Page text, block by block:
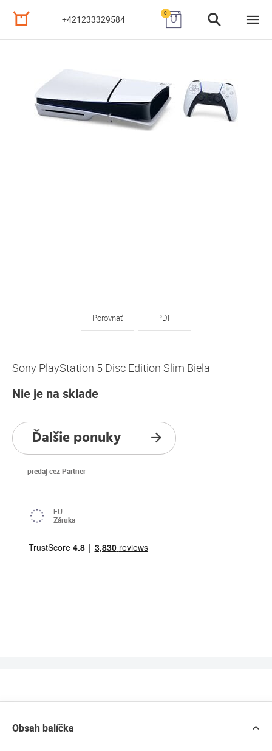
+421233329584
0
Porovnať PDF
Sony PlayStation 5 Disc Edition Slim Biela
Nie je na sklade
Ďalšie ponuky
predaj cez Partner
EU
Záruka
Obsah balíčka